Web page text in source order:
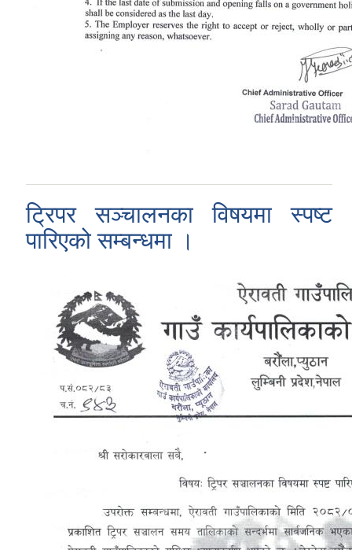
ट्रिपर सञ्चालनका विषयमा स्पष्ट
पारिएको सम्बन्धमा ।